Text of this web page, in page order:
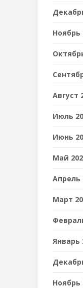
Ноябрь
Август
Июль
Июнь
Май
Апрель
Март
Январь
Ноябрь